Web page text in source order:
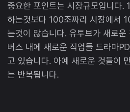
중요한 포인트는 시장규모입니다.
하는것보다 100조짜리 시장에서
는것이 많습니다. 유투브가 새로
버스 내에 새로운 직업들 드라마
고 있습니다. 아예 새로운 것들이
는 반복됩니다.